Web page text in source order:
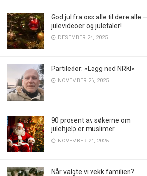
God jul fra oss alle til dere alle –
julevideoer og juletaler!
DESEMBER 24, 2025
Partileder: «Legg ned NRK!»
NOVEMBER 26, 2025
90 prosent av søkerne om
julehjelp er muslimer
NOVEMBER 24, 2025
Når valgte vi vekk familien?